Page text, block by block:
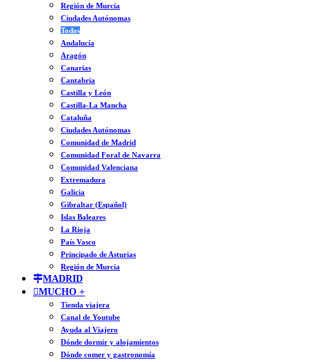
Región de Murcia
Ciudades Autónomas
Todos
Andalucía
Aragón
Canarias
Cantabria
Castilla y León
Castilla-La Mancha
Cataluña
Ciudades Autónomas
Comunidad de Madrid
Comunidad Foral de Navarra
Comunidad Valenciana
Extremadura
Galicia
Gibraltar (Español)
Islas Baleares
La Rioja
País Vasco
Principado de Asturias
Región de Murcia
MADRID
MUCHO +
Tienda viajera
Canal de Youtube
Ayuda al Viajero
Dónde dormir y alojamientos
Dónde comer y gastronomía